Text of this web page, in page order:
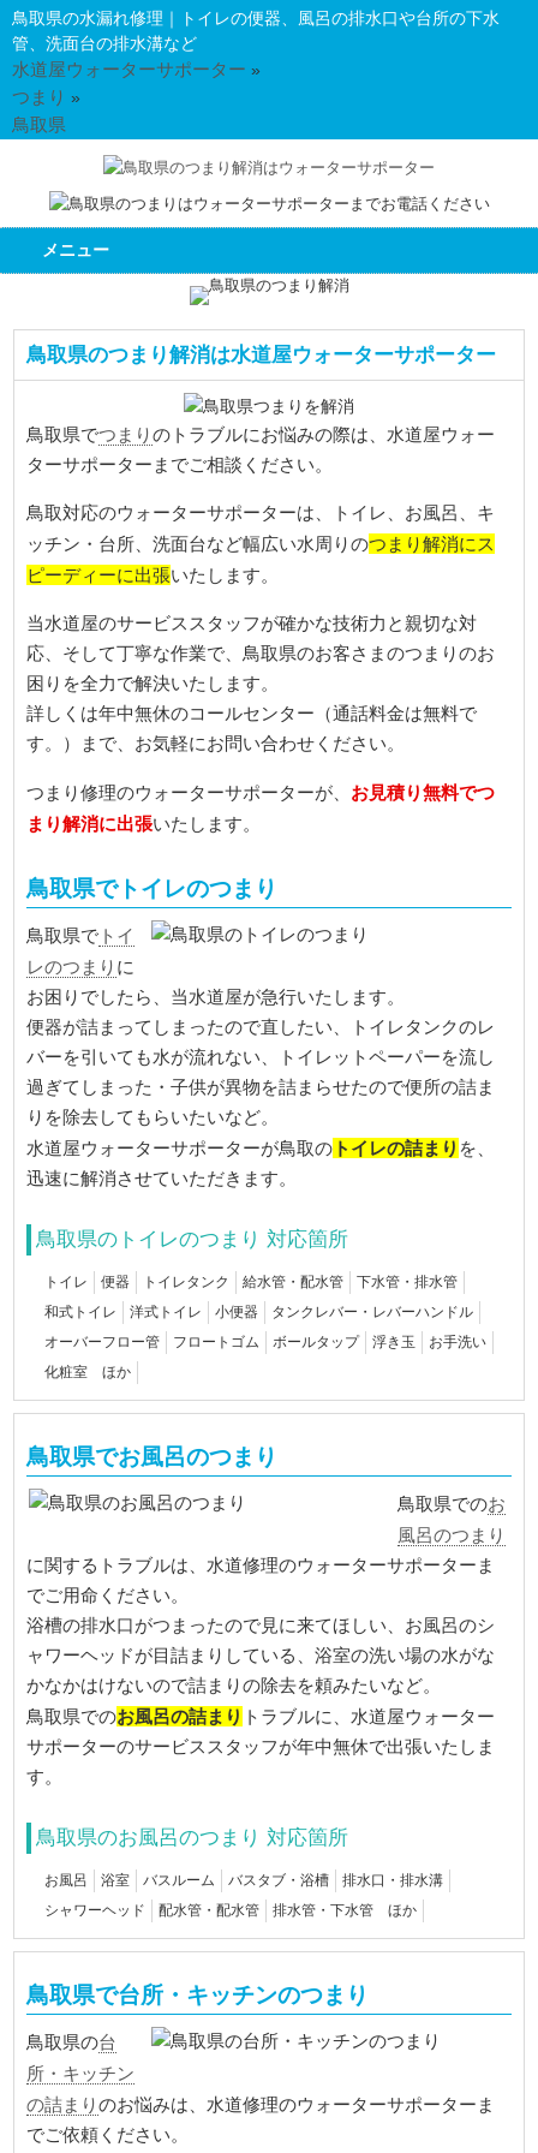
鳥取県の水漏れ修理｜トイレの便器、風呂の排水口や台所の下水
管、洗面台の排水溝など
水道屋ウォーターサポーター »
つまり »
鳥取県
メニュー
鳥取県のつまり解消は水道屋ウォーターサポーター
鳥取県でつまりのトラブルにお悩みの際は、水道屋ウォー
ターサポーターまでご相談ください。
鳥取対応のウォーターサポーターは、トイレ、お風呂、キ
ッチン・台所、洗面台など幅広い水周りのつまり解消にス
ピーディーに出張いたします。
当水道屋のサービススタッフが確かな技術力と親切な対
応、そして丁寧な作業で、鳥取県のお客さまのつまりのお
困りを全力で解決いたします。
詳しくは年中無休のコールセンター（通話料金は無料で
す。）まで、お気軽にお問い合わせください。
つまり修理のウォーターサポーターが、 お見積り無料でつ
まり解消に出張いたします。
鳥取県でトイレのつまり
鳥取県で トイ
レのつまり に
お困りでしたら、当水道屋が急行いたします。
便器が詰まってしまったので直したい、トイレタンクのレ
バーを引いても水が流れない、トイレットペーパーを流し
過ぎてしまった・子供が異物を詰まらせたので便所の詰ま
りを除去してもらいたいなど。
水道屋ウォーターサポーターが鳥取の トイレの詰まり を、
迅速に解消させていただきます。
鳥取県のトイレのつまり 対応箇所
トイレ 便器 トイレタンク 給水管・配水管
下水管・排水管
和式トイレ
洋式トイレ 小便器
タンクレバー・レバーハンドル
オーバーフロー管
フロートゴム ボールタップ 浮き玉
お手洗い
化粧室 ほか
鳥取県でお風呂のつまり
鳥取県でのお
風呂のつまり
に関するトラブルは、水道修理のウォーターサポーターま
でご用命ください。
浴槽の排水口がつまったので見に来てほしい、お風呂のシ
ャワーヘッドが目詰まりしている、浴室の洗い場の水がな
かなかはけないので詰まりの除去を頼みたいなど。
鳥取県でのお風呂の詰まり トラブルに、水道屋ウォーター
サポーターのサービススタッフが年中無休で出張いたしま
す。
鳥取県のお風呂のつまり 対応箇所
お風呂 浴室 バスルーム バスタブ・浴槽
排水口・排水溝
シャワーヘッド
配水管・配水管 排水管・下水管 ほか
鳥取県で台所・キッチンのつまり
鳥取県の台
所・キッチン
の詰まりのお悩みは、水道修理のウォーターサポーターま
でご依頼ください。